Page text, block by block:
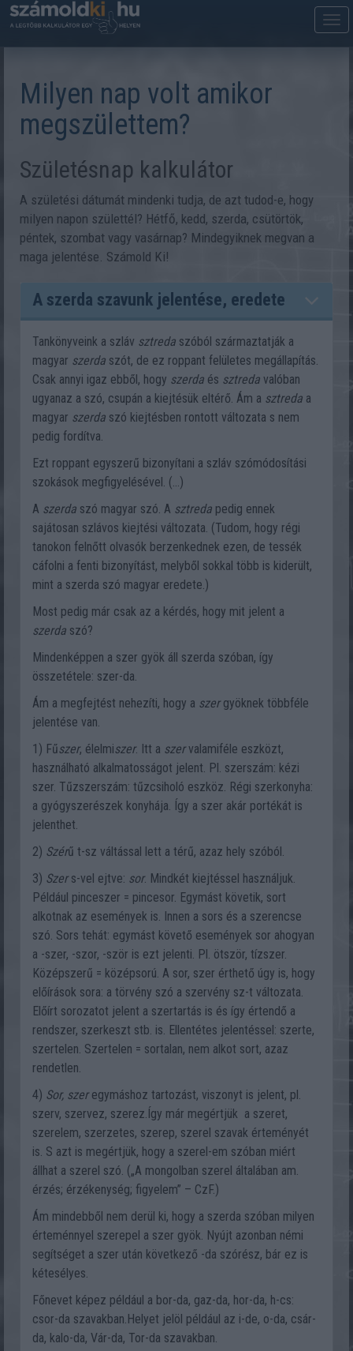
Milyen nap volt amikor
megszülettem?
Születésnap kalkulátor
A születési dátumát mindenki tudja, de azt tudod-e, hogy
milyen napon születtél? Hétfő, kedd, szerda, csütörtök,
péntek, szombat vagy vasárnap? Mindegyiknek megvan a
maga jelentése. Számold Ki!
A szerda szavunk jelentése, eredete
Tankönyveink a szláv sztreda szóból származtatják a
magyar szerda szót, de ez roppant felületes megállapítás.
Csak annyi igaz ebből, hogy szerda és sztreda valóban
ugyanaz a szó, csupán a kiejtésük eltérő. Ám a sztreda a
magyar szerda szó kiejtésben rontott változata s nem
pedig fordítva.
Ezt roppant egyszerű bizonyítani a szláv szómódosítási
szokások megfigyelésével. (...)
A szerda szó magyar szó. A sztreda pedig ennek
sajátosan szlávos kiejtési változata. (Tudom, hogy régi
tanokon felnőtt olvasók berzenkednek ezen, de tessék
cáfolni a fenti bizonyítást, melyből sokkal több is kiderült,
mint a szerda szó magyar eredete.)
Most pedig már csak az a kérdés, hogy mit jelent a
szerda szó?
Mindenképpen a szer gyök áll szerda szóban, így
összetétele: szer-da.
Ám a megfejtést nehezíti, hogy a szergyöknek többféle
jelentése van.
1) Fűszer, élelmiszer. Itt a szervalamiféle eszközt,
használható alkalmatosságot jelent. Pl. szerszám: kézi
szer. Tűzszerszám: tűzcsiholó eszköz. Régi szerkonyha:
a gyógyszerészek konyhája. Így a szer akár portékát is
jelenthet.
2) Szérű t-sz váltással lett a térű, azaz hely szóból.
3) Szers-vel ejtve: sor. Mindkét kiejtéssel használjuk.
Például pinceszer = pincesor. Egymást követik, sort
alkotnak az események is. Innen a sors és a szerencse
szó. Sors tehát: egymást követő események sor ahogyan
a -szer, -szor, -ször is ezt jelenti. Pl. ötször, tízszer.
Középszerű = középsorú. A sor, szer érthető úgy is, hogy
előírások sora: a törvény szó a szervény sz-t változata.
Előírt sorozatot jelent a szertartás is és így értendő a
rendszer, szerkeszt stb. is. Ellentétes jelentéssel: szerte,
szertelen. Szertelen = sortalan, nem alkot sort, azaz
rendetlen.
4) Sor, szeregymáshoz tartozást, viszonyt is jelent, pl.
szerv, szervez, szerez.Így már megértjük a szeret,
szerelem, szerzetes, szerep, szerel szavak érteményét
is. S azt is megértjük, hogy a szerel-em szóban miért
állhat a szerel szó. („A mongolban szerel általában am.
érzés; érzékenység; figyelem” – CzF.)
Ám mindebből nem derül ki, hogy a szerda szóban milyen
érteménnyel szerepel a szer gyök. Nyújt azonban némi
segítséget a szer után következő -da szórész, bár ez is
kétesélyes.
Főnevet képez például a bor-da, gaz-da, hor-da, h-cs:
csor-da szavakban.Helyet jelöl például az i-de, o-da, csár-
da, kalo-da, Vár-da, Tor-da szavakban.